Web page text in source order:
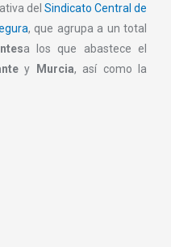
del Sindicato Central de
, que agrupa a un total
a los que abastece el
y Murcia, así como la